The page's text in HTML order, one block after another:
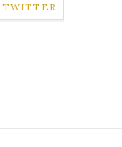
TWITTER